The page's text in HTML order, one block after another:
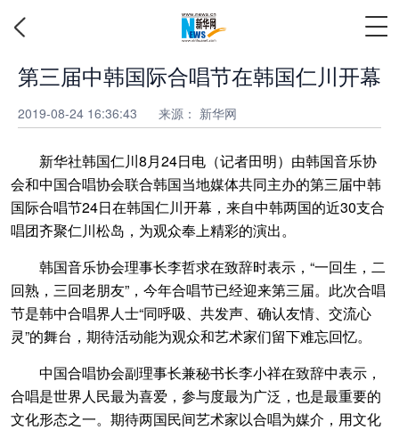
第三届中韩国际合唱节在韩国仁川开幕
2019-08-24 16:36:43 来源： 新华网
新华社韩国仁川8月24日电（记者田明）由韩国音乐协
会和中国合唱协会联合韩国当地媒体共同主办的第三届中韩
国际合唱节24日在韩国仁川开幕，来自中韩两国的近30支合
唱团齐聚仁川松岛，为观众奉上精彩的演出。
韩国音乐协会理事长李哲求在致辞时表示，“一回生，二
回熟，三回老朋友”，今年合唱节已经迎来第三届。此次合唱
节是韩中合唱界人士“同呼吸、共发声、确认友情、交流心
灵”的舞台，期待活动能为观众和艺术家们留下难忘回忆。
中国合唱协会副理事长兼秘书长李小祥在致辞中表示，
合唱是世界人民最为喜爱，参与度最为广泛，也是最重要的
文化形态之一。期待两国民间艺术家以合唱为媒介，用文化